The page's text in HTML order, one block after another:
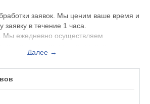
заявок. Мы ценим ваше время и
в течение 1 часа.
Мы ежедневно осуществляем
Для крупных заказов используем
поставок.
Далее →